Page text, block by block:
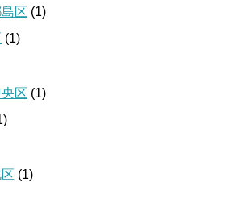
区 (1)
(1)
区 (1)
(1)